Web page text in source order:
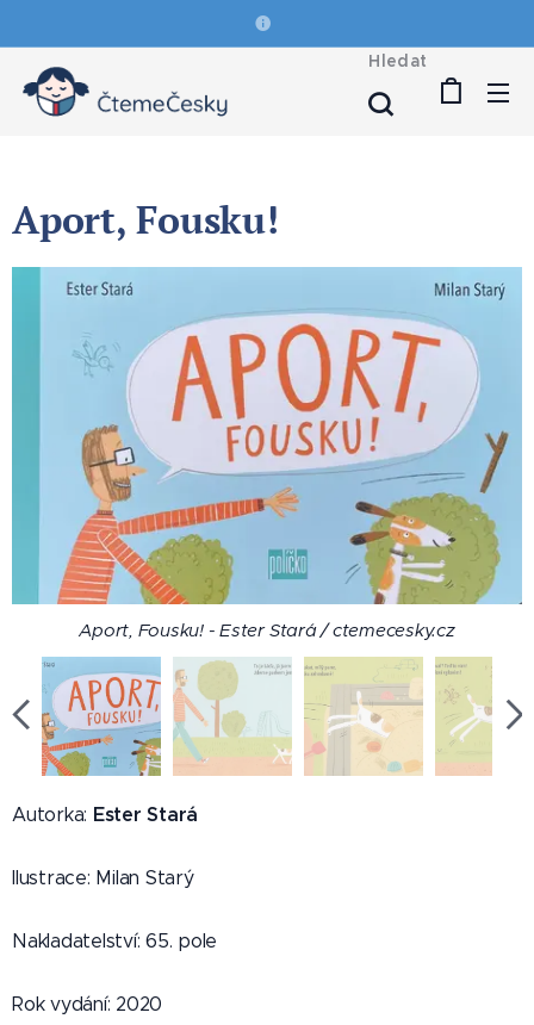
Hledat
Aport, Fousku!
Aport, Fousku! - Ester Stará / ctemecesky.cz
Autorka: Ester Stará
Ilustrace: Milan Starý
Nakladatelství: 65. pole
Rok vydání: 2020